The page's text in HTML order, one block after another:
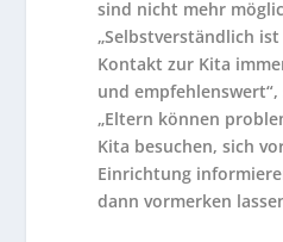
sind nicht mehr
„Selbstverständlich
Kontakt zur Kita
und
„Eltern können
Kita besuchen, sich
Einrichtung
dann vormerken